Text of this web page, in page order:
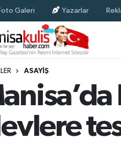
Galeri Yazarlar
ASAYIŞ
Eczaneler
Yoğunluk Haritası
Durumu ve Fikstür